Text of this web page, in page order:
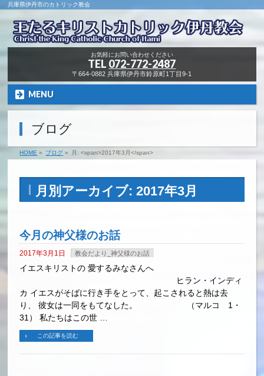
兵庫県伊丹市のカトリック教会
お気軽にお問い合わせください
TEL 072-772-2487
〒664-0882 兵庫県伊丹市鈴原町1丁目9-1
MENU
ブログ
HOME » ブログ » 月: <span>2017年3月</span>
月別アーカイブ: 2017年3月
今月の神父様のお話
2017年3月1日 教会だより_神父様のお話
イエスキリストの 愛するみなさんへ
ヒラン・インディ
カ イエスがそばに行き手をとって、起こされると熱は去
り、 彼女は一同をもてなした。 （マルコ 1・
31） 私たちはこの世 …
この記事を読む